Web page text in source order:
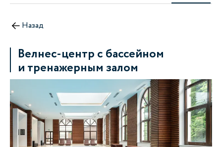
Назад
Велнес-центр с бассейном
и тренажерным залом